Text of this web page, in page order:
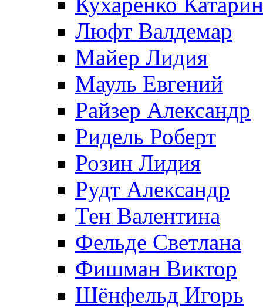
Люфт Валдемaр
Майер Лидия
Мауль Евгений
Райзер Александр
Ридель Роберт
Розин Лидия
Рудт Александр
Тен Валентина
Фельде Светлана
Фишман Виктор
Шёнфельд Игорь